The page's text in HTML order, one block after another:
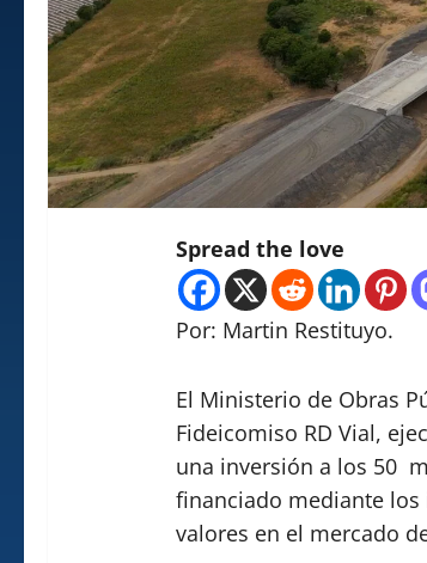
Spread the love
Por: Martin Restituyo.
El Ministerio de Obras
Fideicomiso RD Vial,
una inversión a los 50
financiado mediante los
valores en el mercado